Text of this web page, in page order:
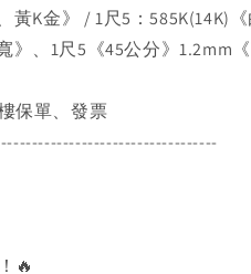
K金》 / 1尺5：585K(14K)《
、1尺5《45公分》1.2mm《
保單、發票
🔥